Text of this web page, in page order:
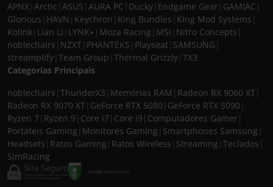
APNX Arctic ASUS AURA PC Ducky Endgame Gear GAMIAC
Glorious HAVN Keychron King Bundles King Mod Systems
Kolink Lian Li LYNK+ Moza Racing MSI Nitro Concepts
noblechairs NZXT PHANTEKS Playseat SAMSUNG
streamplify Team Group Thermal Grizzly TX3
Categorias Principais
noblechairs ThunderX3 Memórias RAM Radeon RX 9060 XT
Radeon RX 9070 XT GeForce RTX 5080 GeForce RTX 5090
Ryzen 7 Ryzen 9 Core i7 Core i9 Computadores Gamer
Portáteis Gaming Monitores Gaming Smartphones Samsung
Headsets Ratos Gaming Ratos Wireless Streaming Teclados
SimRacing